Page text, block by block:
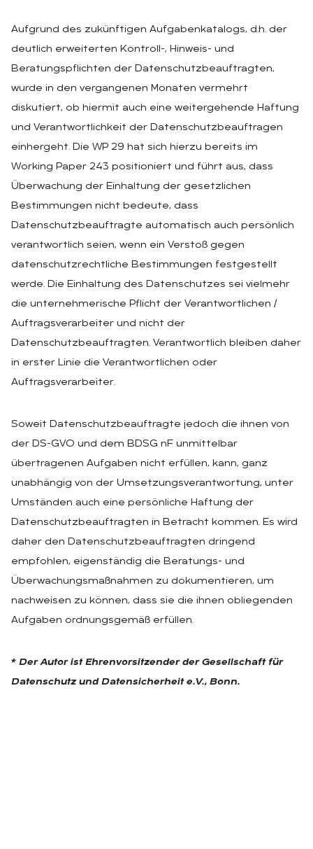
Aufgrund des zukünftigen Aufgabenkatalogs, d.h. der
deutlich erweiterten Kontroll-, Hinweis- und
Beratungspflichten der Datenschutzbeauftragten,
wurde in den vergangenen Monaten vermehrt
diskutiert, ob hiermit auch eine weitergehende Haftung
und Verantwortlichkeit der Datenschutzbeauftragen
einhergeht. Die WP 29 hat sich hierzu bereits im
Working Paper 243 positioniert und führt aus, dass
Überwachung der Einhaltung der gesetzlichen
Bestimmungen nicht bedeute, dass
Datenschutzbeauftragte automatisch auch persönlich
verantwortlich seien, wenn ein Verstoß gegen
datenschutzrechtliche Bestimmungen festgestellt
werde. Die Einhaltung des Datenschutzes sei vielmehr
die unternehmerische Pflicht der Verantwortlichen /
Auftragsverarbeiter und nicht der
Datenschutzbeauftragten. Verantwortlich bleiben daher
in erster Linie die Verantwortlichen oder
Auftragsverarbeiter.
Soweit Datenschutzbeauftragte jedoch die ihnen von
der DS-GVO und dem BDSG nF unmittelbar
übertragenen Aufgaben nicht erfüllen, kann, ganz
unabhängig von der Umsetzungsverantwortung, unter
Umständen auch eine persönliche Haftung der
Datenschutzbeauftragten in Betracht kommen. Es wird
daher den Datenschutzbeauftragten dringend
empfohlen, eigenständig die Beratungs- und
Überwachungsmaßnahmen zu dokumentieren, um
nachweisen zu können, dass sie die ihnen obliegenden
Aufgaben ordnungsgemäß erfüllen.
* Der Autor ist Ehrenvorsitzender der Gesellschaft für
Datenschutz und Datensicherheit e.V., Bonn.